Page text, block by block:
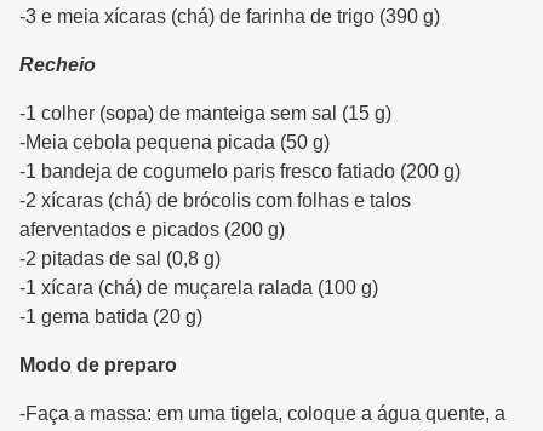
-3 e meia xícaras (chá) de farinha de trigo (390 g)
Recheio
-1 colher (sopa) de manteiga sem sal (15 g)
-Meia cebola pequena picada (50 g)
-1 bandeja de cogumelo paris fresco fatiado (200 g)
-2 xícaras (chá) de brócolis com folhas e talos
aferventados e picados (200 g)
-2 pitadas de sal (0,8 g)
-1 xícara (chá) de muçarela ralada (100 g)
-1 gema batida (20 g)
Modo de preparo
-Faça a massa: em uma tigela, coloque a água quente, a